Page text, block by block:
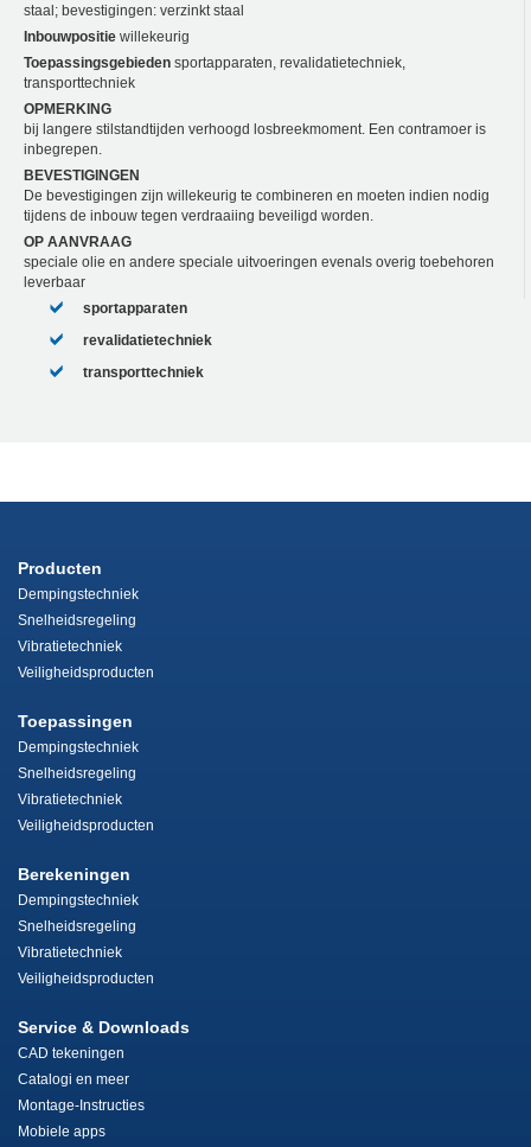
staal; bevestigingen: verzinkt staal
Inbouwpositie willekeurig
Toepassingsgebieden sportapparaten, revalidatietechniek,
transporttechniek
OPMERKING
bij langere stilstandtijden verhoogd losbreekmoment. Een contramoer is
inbegrepen.
BEVESTIGINGEN
De bevestigingen zijn willekeurig te combineren en moeten indien nodig
tijdens de inbouw tegen verdraaiing beveiligd worden.
OP AANVRAAG
speciale olie en andere speciale uitvoeringen evenals overig toebehoren
leverbaar
sportapparaten
revalidatietechniek
transporttechniek
Producten
Dempingstechniek
Snelheidsregeling
Vibratietechniek
Veiligheidsproducten
Toepassingen
Dempingstechniek
Snelheidsregeling
Vibratietechniek
Veiligheidsproducten
Berekeningen
Dempingstechniek
Snelheidsregeling
Vibratietechniek
Veiligheidsproducten
Service & Downloads
CAD tekeningen
Catalogi en meer
Montage-Instructies
Mobiele apps